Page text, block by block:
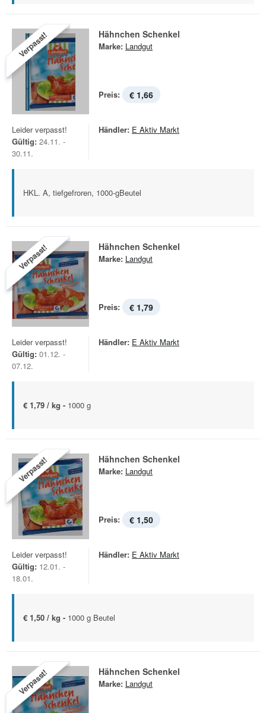
Verpasst! Hähnchen Schenkel
Marke: Landgut
Preis: € 1,66
Leider verpasst!
Gültig: 24.11. -
30.11.
Händler: E Aktiv Markt
HKL. A, tiefgefroren, 1000-gBeutel
Verpasst! Hähnchen Schenkel
Marke: Landgut
Preis: € 1,79
Leider verpasst!
Gültig: 01.12. -
07.12.
Händler: E Aktiv Markt
€ 1,79 / kg - 1000 g
Verpasst! Hähnchen Schenkel
Marke: Landgut
Preis: € 1,50
Leider verpasst!
Gültig: 12.01. -
18.01.
Händler: E Aktiv Markt
€ 1,50 / kg - 1000 g Beutel
Verpasst! Hähnchen Schenkel
Marke: Landgut